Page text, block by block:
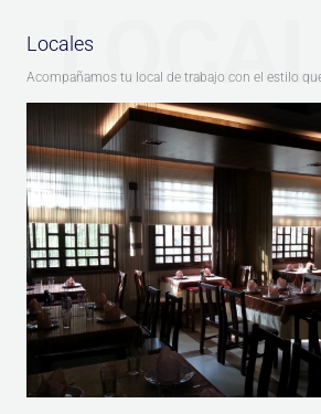
Locales
Acompañamos tu local de trabajo con el estilo